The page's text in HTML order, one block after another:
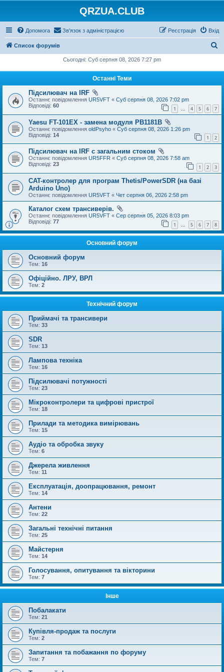
QRZUA.CLUB
Допомога Зв'язок з адміністрацією Вхід
Реєстрація
Список форумів
Сьогодні: Суб серпня 08, 2026 7:27 pm
Останні Теми
Підсилювач на IRF
Останнє повідомлення UR5VFT « Суб серпня 08, 2026 7:02 pm
Відповіді: 60 1 … 4 5 6 7
Yaesu FT-101EX - замена модуля PB1181B
Останнє повідомлення oldPsyho « Суб серпня 08, 2026 1:26 pm
Відповіді: 14 1 2
Підсилювач на IRF с загальним стоком
Останнє повідомлення UR5FFR « Суб серпня 08, 2026 7:58 am
Відповіді: 23 1 2 3
CAT-контролер для програм Thetis/PowerSDR (на базі
Arduino Uno)
Останнє повідомлення UR5VFT « Чет серпня 06, 2026 2:58 pm
Каталог схем трансиверів.
Останнє повідомлення UR5VFT « Сер серпня 05, 2026 8:03 pm
Відповіді: 77 1 … 5 6 7 8
Основний форум
Основний форум
Тем: 16
Офіційно. ЛРУ, ВРЛ
Тем: 2
Технічний форум
Приймачі та трансивери
Тем: 33
SDR
Тем: 13
Лампова техніка
Тем: 16
Підсилювачі потужності
Тем: 23
Мікроконтролери та цифрові пристрої
Тем: 18
Прилади та методика вимірювань
Тем: 15
Аудіо та обробка звуку
Тем: 6
Джерела живлення
Тем: 11
Експлуатація, доопрацювання, ремонт
Тем: 14
Антени
Тем: 22
Загальні технічні питання
Тем: 25
Майстерня
Тем: 14
Голосування, опитування та вікторини
Тем: 7
Інше
Побалакати
Тем: 21
Купівля-продаж та послуги
Тем: 2
Запитання та побажання по форуму
Тем: 7